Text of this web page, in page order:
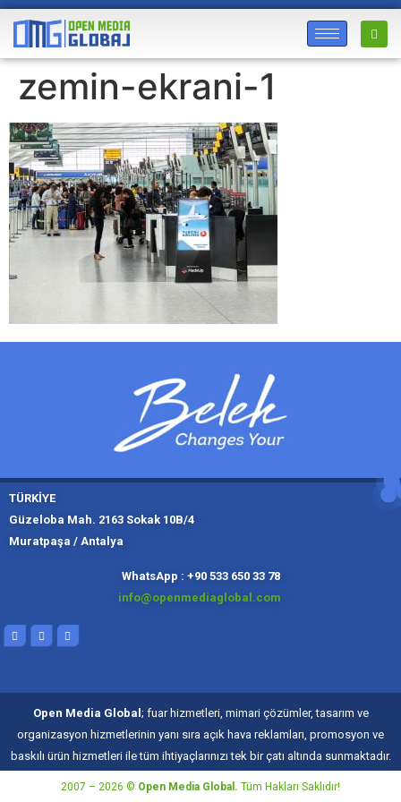
zemin-ekrani-1
TÜRKİYE
Güzeloba Mah. 2163 Sokak 10B/4
Muratpaşa / Antalya
WhatsApp : +90 533 650 33 78
info@openmediaglobal.com
Open Media Global ; fuar hizmetleri, mimari çözümler, tasarım ve
organizasyon hizmetlerinin yanı sıra açık hava reklamları, promosyon ve
baskılı ürün hizmetleri ile tüm ihtiyaçlarınızı tek bir çatı altında sunmaktadır.
2007 – 2026 © Open Media Global. Tüm Hakları Saklıdır!